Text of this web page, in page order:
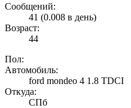
Сообщений:
41 (0.008 в день)
Возраст:
44
Пол:
Автомобиль:
ford mondeo 4 1.8 TDCI
Откуда:
СПб